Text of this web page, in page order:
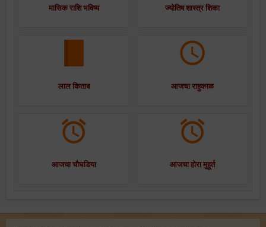
मासिक राशि भविष्य ज्योतिष शास्त्र शिका
लाल किताब आजचा राहुकाळ
आजचा चौघडिया आजचा होरा मुहूर्त